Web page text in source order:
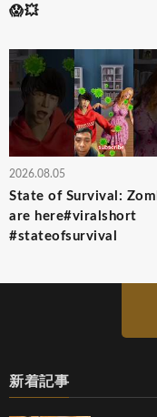
😱💥
2026.08.05
State of Survival:
are here#viralshort
#stateofsurvival
新着記事